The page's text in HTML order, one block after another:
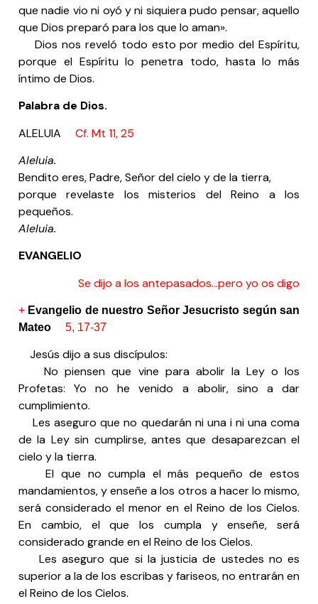
que nadie vio ni oyó y ni siquiera pudo pensar, aquello
que Dios preparó para los que lo aman».
Dios nos reveló todo esto por medio del Espíritu,
porque el Espíritu lo penetra todo, hasta lo más
íntimo de Dios.
Palabra de Dios.
ALELUIA Cf. Mt 11, 25
Aleluia.
Bendito eres, Padre, Señor del cielo y de la tierra,
porque revelaste los misterios del Reino a los
pequeños.
Aleluia.
EVANGELIO
Se dijo a los antepasados…pero yo os digo
+ Evangelio de nuestro Señor Jesucristo según san
Mateo
5, 17-37
Jesús dijo a sus discípulos:
No piensen que vine para abolir la Ley o los
Profetas: Yo no he venido a abolir, sino a dar
cumplimiento.
Les aseguro que no quedarán ni una i ni una coma
de la Ley sin cumplirse, antes que desaparezcan el
cielo y la tierra.
El que no cumpla el más pequeño de estos
mandamientos, y enseñe a los otros a hacer lo mismo,
será considerado el menor en el Reino de los Cielos.
En cambio, el que los cumpla y enseñe, será
considerado grande en el Reino de los Cielos.
Les aseguro que si la justicia de ustedes no es
superior a la de los escribas y fariseos, no entrarán en
el Reino de los Cielos.